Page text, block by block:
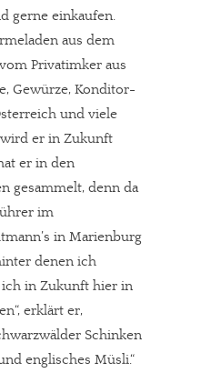
gerne einkaufen.
aus dem
Privatimker aus
Gewürze, Konditor-
und viele
er in Zukunft
er in den
gesammelt, denn da
im
in Marienburg
denen ich
ich in Zukunft hier in
erklärt er,
Schinken
englisches Müsli.“